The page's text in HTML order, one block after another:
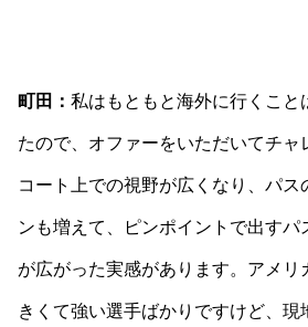
町田： 私はもともと海外に行くこと
たので、オファーをいただいてチャ
コート上での視野が広くなり、パス
ンも増えて、ピンポイントで出すパ
が広がった実感があります。アメリ
きくて強い選手ばかりですけど、現